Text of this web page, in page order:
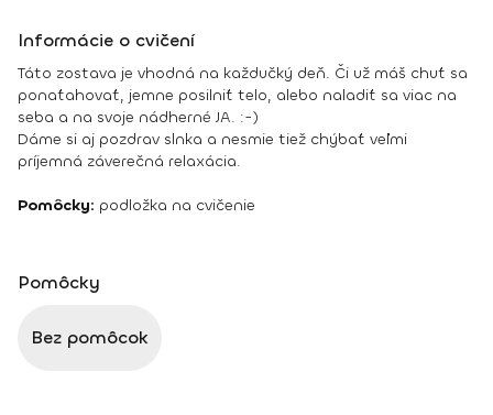
Informácie o cvičení
Táto zostava je vhodná na každučký deň. Či už máš chuť sa
ponaťahovať, jemne posilniť telo, alebo naladiť sa viac na
seba a na svoje nádherné JA. :-)
Dáme si aj pozdrav slnka a nesmie tiež chýbať veľmi
príjemná záverečná relaxácia.
Pomôcky: podložka na cvičenie
Pomôcky
Bez pomôcok